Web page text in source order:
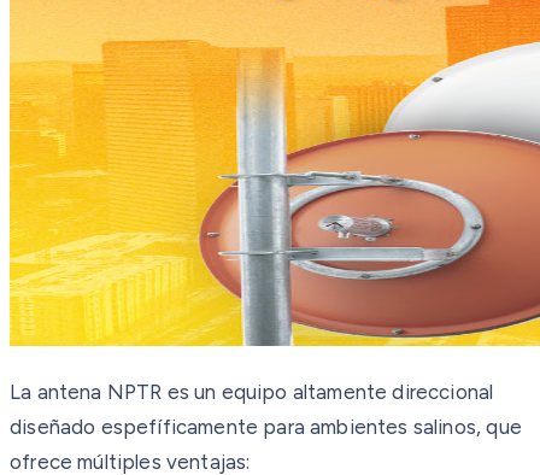
La antena NPTR es un equipo altamente direccional
diseñado espefíficamente para ambientes salinos, que
ofrece múltiples ventajas: